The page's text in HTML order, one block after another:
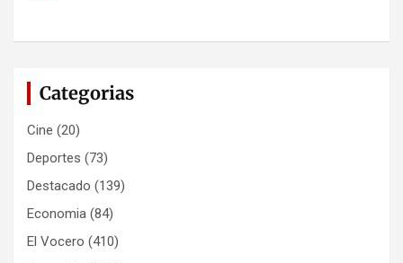
Categorias
Cine (20)
Deportes (73)
Destacado (139)
Economia (84)
El Vocero (410)